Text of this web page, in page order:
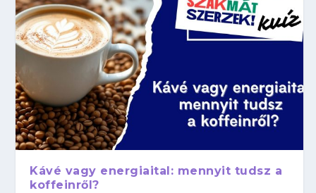
Kávé vagy energiaital: mennyit tudsz a
koffeinről?